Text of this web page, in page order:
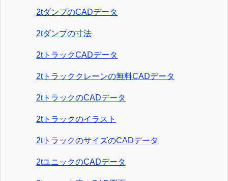
2tダンプのCADデータ
2tダンプの寸法
2tトラックCADデータ
2tトラッククレーンの無料CADデータ
2tトラックのCADデータ
2tトラックのイラスト
2tトラックのサイズのCADデータ
2tユニックのCADデータ